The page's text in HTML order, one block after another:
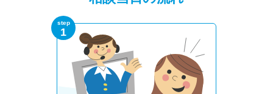
step
1